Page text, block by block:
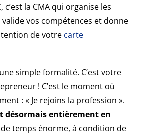
c’est la CMA qui organise les
valide vos compétences et donne
de votre carte
simple formalité. C’est votre
! C’est le moment où
: « Je rejoins la profession ».
désormais entièrement en
de temps énorme, à condition de